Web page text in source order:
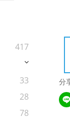
417
33
28
78
分